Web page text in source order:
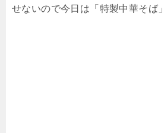
せないので今日は「特製中華そば